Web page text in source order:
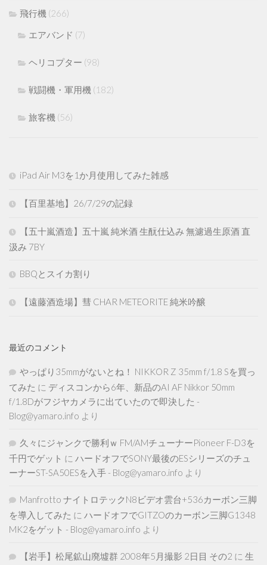
飛行機 (266)
エアバンド (7)
ヘリコプター (98)
戦闘機・軍用機 (182)
旅客機 (56)
iPad Air M3を1か月使用してみた雑感
【百里基地】26/7/29の記録
【五十嵐酒造】五十嵐 純米酒 生酛仕込み 無濾過生原酒 直
汲み 7BY
BBQとスイカ割り
【遠藤酒造場】彗 CHAR METEORITE 純米吟醸
最近のコメント
やっぱり35mmがないとね！ NIKKOR Z 35mm f/1.8 Sを買っ
てみた に ディスコンから6年、新品のAI AF Nikkor 50mm
f/1.8Dがフジヤカメラに出ていたので即決した -
Blog@yamaro.info より
久々にジャンクで勝利ｗ FM/AMチューナーPioneer F-D3を
千円でゲット に ハードオフでSONY最後のESシリーズのチュ
ーナーST-SA50ESを入手 - Blog@yamaro.info より
Manfrotto ナイトロテックN8ビデオ雲台+536カーボン三脚
を導入してみた に ハードオフでGITZOのカーボン三脚G1348
MK2をゲット - Blog@yamaro.info より
【岩手】松尾鉱山廃墟群 2008年5月撮影 2日目 その2 に 生